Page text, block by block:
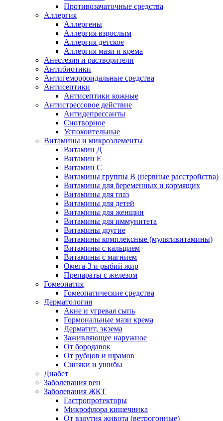
Противозачаточные средства
Аллергия
Аллергены
Аллергия взрослым
Аллергия детское
Аллергия мази и крема
Анестезия и растворители
Антибиотики
Антигеморроидальные средства
Антисептики
Антисептики кожные
Антистрессовое действие
Антидепрессанты
Снотворное
Успокоительные
Витамины и микроэлементы
Витамин Д
Витамин Е
Витамин С
Витамины группы В (нервные расстройства)
Витамины для беременных и кормящих
Витамины для глаз
Витамины для детей
Витамины для женщин
Витамины для иммунитета
Витамины другие
Витамины комплексные (мультивитамины)
Витамины с кальцием
Витамины с магнием
Омега-3 и рыбий жир
Препараты с железом
Гомеопатия
Гомеопатические средства
Дерматология
Акне и угревая сыпь
Гормональные мази крема
Дерматит, экзема
Заживляющее наружное
От бородавок
От рубцов и шрамов
Синяки и ушибы
Диабет
Заболевания вен
Заболевания ЖКТ
Гастропротекторы
Микрофлора кишечника
От вздутия живота (ветрогонные)